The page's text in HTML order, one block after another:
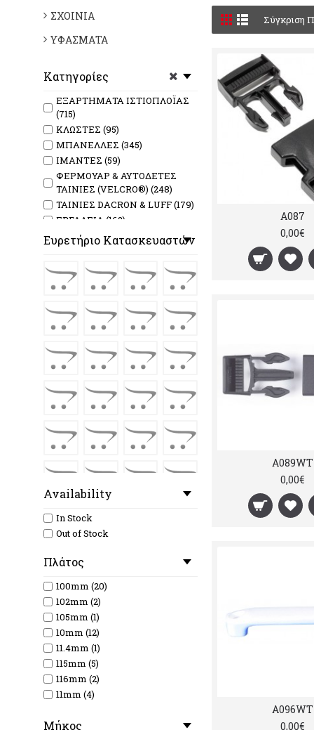
ΣΧΟΙΝΙΑ
ΥΦΑΣΜΑΤΑ
Κατηγορίες
ΕΞΑΡΤΗΜΑΤΑ ΙΣΤΙΟΠΛΟΪΑΣ
(715)
ΚΛΩΣΤΕΣ (95)
ΜΠΑΝΕΛΛΕΣ (345)
ΙΜΑΝΤΕΣ (59)
ΦΕΡΜΟΥΑΡ & ΑΥΤΟΔΕΤΕΣ
ΤΑΙΝΙΕΣ (VELCRO®) (248)
ΤΑΙΝΙΕΣ DACRON & LUFF (179)
ΕΡΓΑΛΕΙΑ (162)
ΠΡΟΣΤΑΤΕΥΤΙΚΑ &
ΚΑΘΑΡΙΣΤΙΚΑ (17)
Ευρετήριο Κατασκευαστών
Availability
In Stock
Out of Stock
Πλάτος
100mm (20)
102mm (2)
105mm (1)
10mm (12)
11.4mm (1)
115mm (5)
116mm (2)
11mm (4)
133mm (3)
Mήκος
Σύγκριση
A087
0,00€
A089WT
0,00€
A096WT
0,00€